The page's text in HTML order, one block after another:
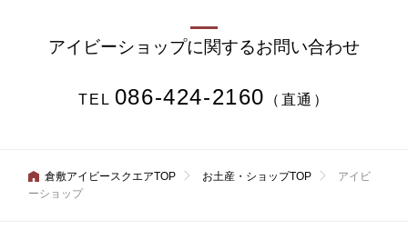
アイビーショップに関するお問い合わせ
TEL 086-424-2160 （直通）
倉敷アイビースクエアTOP お土産・ショップTOP
アイビ
ーショップ